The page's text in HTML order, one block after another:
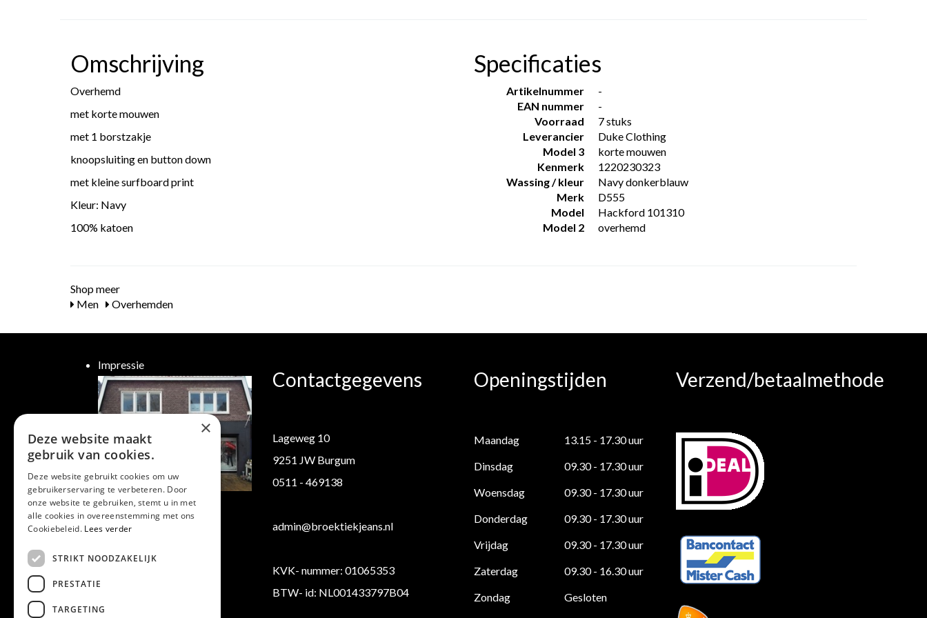
Omschrijving
Overhemd
met korte mouwen
met 1 borstzakje
knoopsluiting en button down
met kleine surfboard print
Kleur: Navy
100% katoen
Specificaties
Artikelnummer
-
EAN nummer
-
Voorraad
7 stuks
Leverancier
Duke Clothing
Model 3
korte mouwen
Kenmerk
1220230323
Wassing / kleur
Navy donkerblauw
Merk
D555
Model
Hackford 101310
Model 2
overhemd
Shop meer
Men
Overhemden
Impressie
Klantenservice
Verzending/ Retourneren
Contactgegevens
Lageweg 10
9251 JW Burgum
0511 - 469138
admin@broektiekjeans.nl
KVK- nummer: 01065353
BTW- id: NL001433797B04
Openingstijden
Maandag
13.15 - 17.30 uur
Dinsdag
09.30 - 17.30 uur
Woensdag
09.30 - 17.30 uur
Donderdag
09.30 - 17.30 uur
Vrijdag
09.30 - 17.30 uur
Zaterdag
09.30 - 16.30 uur
Zondag
Gesloten
Verzend/betaalmethode
×
Deze website maakt
gebruik van cookies.
Deze website gebruikt cookies om uw
gebruikerservaring te verbeteren. Door
onze website te gebruiken, stemt u in met
alle cookies in overeenstemming met ons
Cookiebeleid. Lees verder
STRIKT NOODZAKELIJK
PRESTATIE
TARGETING